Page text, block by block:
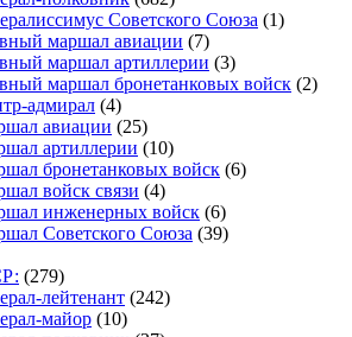
Советского Союза (1)
маршал авиации (7)
маршал артиллерии (3)
маршал бронетанковых войск (2)
адмирал (4)
авиации (25)
артиллерии (10)
бронетанковых войск (6)
войск связи (4)
инженерных войск (6)
Советского Союза (39)
(279)
лейтенант (242)
майор (10)